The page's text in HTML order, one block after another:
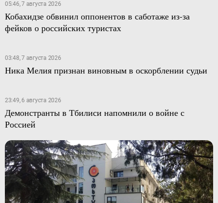
05:46, 7 августа 2026
Кобахидзе обвинил оппонентов в саботаже из-за
фейков о российских туристах
03:48, 7 августа 2026
Ника Мелия признан виновным в оскорблении судьи
23:49, 6 августа 2026
Демонстранты в Тбилиси напомнили о войне с
Россией